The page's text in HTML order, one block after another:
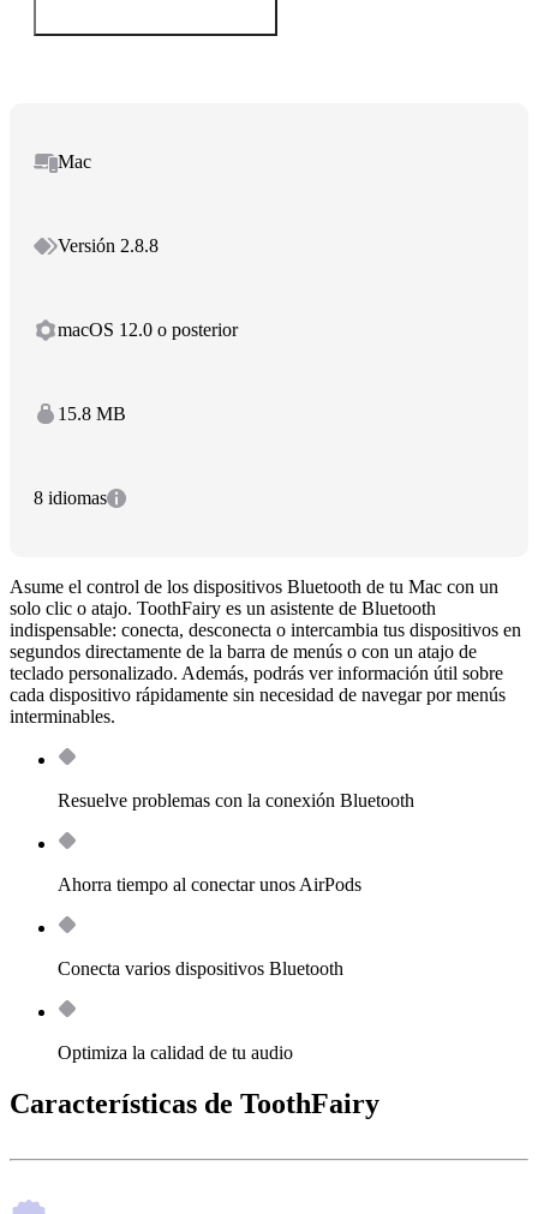
Mac
Versión 2.8.8
macOS 12.0 o posterior
15.8 MB
8 idiomas
Asume el control de los dispositivos Bluetooth de tu Mac con un
solo clic o atajo. ToothFairy es un asistente de Bluetooth
indispensable: conecta, desconecta o intercambia tus dispositivos en
segundos directamente de la barra de menús o con un atajo de
teclado personalizado. Además, podrás ver información útil sobre
cada dispositivo rápidamente sin necesidad de navegar por menús
interminables.
Resuelve problemas con la conexión Bluetooth
Ahorra tiempo al conectar unos AirPods
Conecta varios dispositivos Bluetooth
Optimiza la calidad de tu audio
Características de ToothFairy